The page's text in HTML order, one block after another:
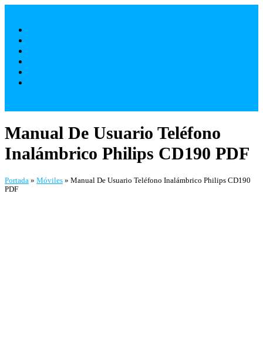
contenido
Manual De Usuario Teléfono
Inalámbrico Philips CD190 PDF
Portada » Móviles » Manual De Usuario Teléfono Inalámbrico Philips CD190
PDF